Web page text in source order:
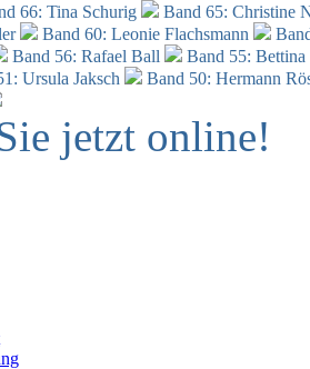
66: Tina Schurig
Band 65: Christine
Band 60: Leonie Flachsmann
Band 56: Rafael Ball
Band 55:
Ursula Jaksch Band 50: Hermann
jetzt online!